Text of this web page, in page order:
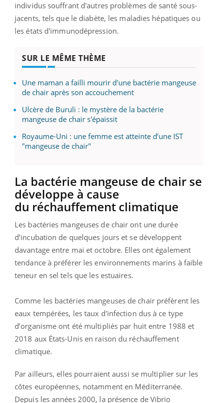
individus souffrant d'autres problèmes de santé sous-
jacents, tels que le diabète, les maladies hépatiques ou
les états d'immunodépression.
SUR LE MÊME THÈME
Une maman a failli mourir d'une bactérie mangeuse
de chair après son accouchement
Ulcère de Buruli : le mystère de la bactérie
mangeuse de chair s'épaissit
Royaume-Uni : une femme est atteinte d’une IST
"mangeuse de chair"
La bactérie mangeuse de chair se
développe à cause
du réchauffement climatique
Les bactéries mangeuses de chair ont une durée
d’incubation de quelques jours et se développent
davantage entre mai et octobre. Elles ont également
tendance à préférer les environnements marins à faible
teneur en sel tels que les estuaires.
Comme les bactéries mangeuses de chair préfèrent les
eaux tempérées, les taux d'infection dus à ce type
d’organisme ont été multipliés par huit entre 1988 et
2018 aux États-Unis en raison du réchauffement
climatique.
Par ailleurs, elles pourraient aussi se multiplier sur les
côtes européennes, notamment en Méditerranée.
Depuis les années 2000, la présence de Vibrio